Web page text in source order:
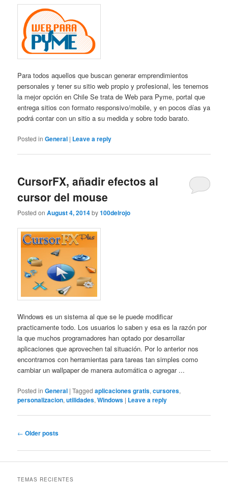
Para todos aquellos que buscan generar emprendimientos
personales y tener su sitio web propio y profesional, les tenemos
la mejor opción en Chile Se trata de Web para Pyme, portal que
entrega sitios con formato responsivo/mobile, y en pocos días ya
podrá contar con un sitio a su medida y sobre todo barato.
Posted in General | Leave a reply
CursorFX, añadir efectos al
cursor del mouse
Posted onAugust 4, 2014by100delrojo
Windows es un sistema al que se le puede modificar
practicamente todo. Los usuarios lo saben y esa es la razón por
la que muchos programadores han optado por desarrollar
aplicaciones que aprovechen tal situación. Por lo anterior nos
encontramos con herramientas para tareas tan simples como
cambiar un wallpaper de manera automática o agregar ...
Posted in General |Tagged aplicaciones gratis,cursores,
personalizacion,utilidades,Windows | Leave a reply
Post
← Older posts
TEMAS RECIENTES